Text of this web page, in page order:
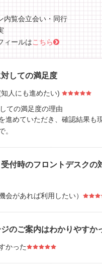
内覧会立会い・同行
ィールはこちら
しての満足度
人にも進めたい)
ての満足度の理由
進めていただき、確認結果も
。
付時のフロントデスクの
会があれば利用したい）
のご案内はわかりやすか
かった